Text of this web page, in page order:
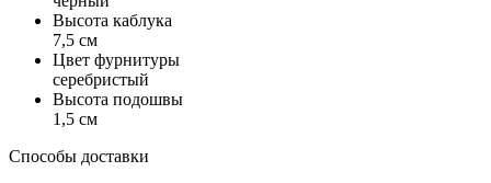
Высота каблука
7,5 см
Цвет фурнитуры
серебристый
Высота подошвы
1,5 см
Способы доставки